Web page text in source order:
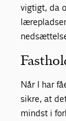
vigtigt, da
Når I har
sikre, at
mindst i